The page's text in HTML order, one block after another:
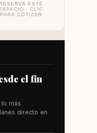
RESERVA ESTE
· CLIC
PARA COTIZAR
el fin
lo más
directo en